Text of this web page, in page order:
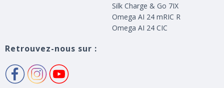
Silk Charge & Go 7IX
Omega AI 24 mRIC R
Omega AI 24 CIC
Retrouvez-nous sur :